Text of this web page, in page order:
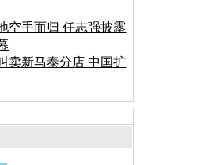
空手而归 任志强披露
卖新马泰分店 中国扩